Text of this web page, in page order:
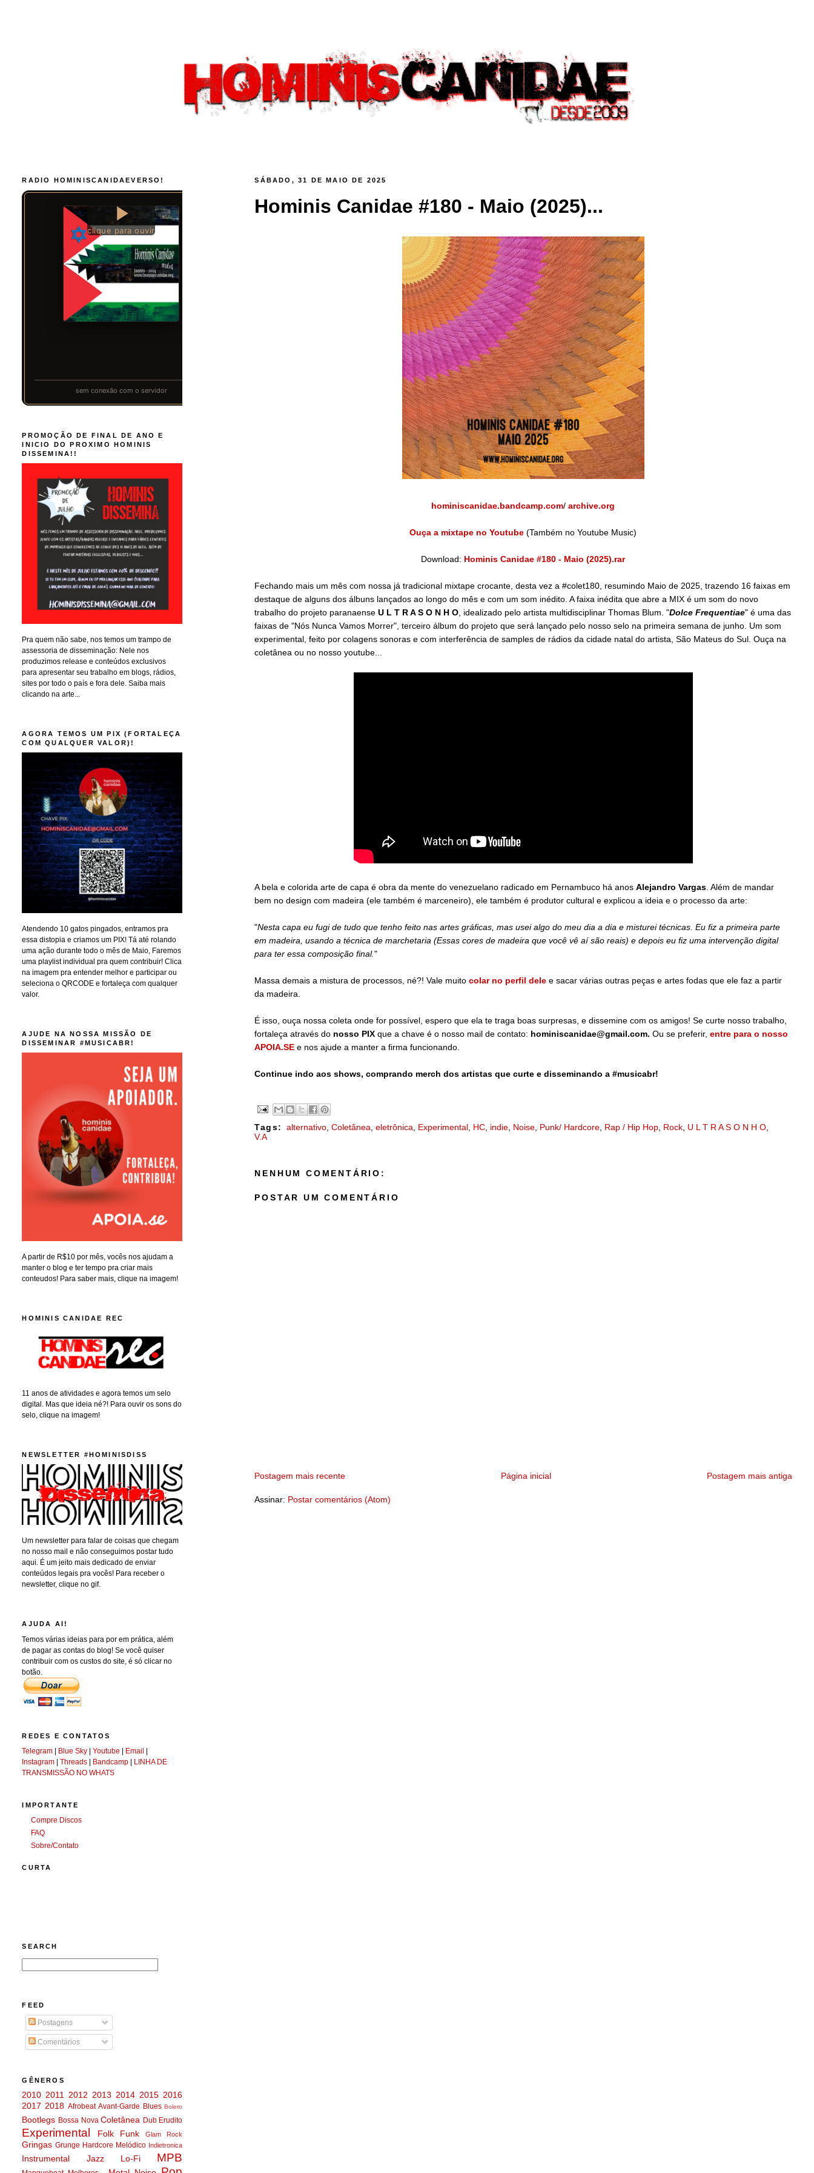
SÁBADO, 31 DE MAIO DE 2025
Hominis Canidae #180 - Maio (2025)...
hominiscanidae.bandcamp.com/archive.org
Ouça a mixtape no Youtube (Também no Youtube Music)
Download: Hominis Canidae #180 - Maio (2025).rar
Fechando mais um mês com nossa já tradicional mixtape crocante, desta vez a #colet180, resumindo Maio de 2025, trazendo 16 faixas em
destaque de alguns dos álbuns lançados ao longo do mês e com um som inédito. A faixa inédita que abre a MIX é um som do novo
trabalho do projeto paranaenseU L T R A S O N H O, idealizado pelo artista multidisciplinar Thomas Blum. "Dolce Frequentiae" é uma das
faixas de "Nós Nunca Vamos Morrer", terceiro álbum do projeto que será lançado pelo nosso selo na primeira semana de junho. Um som
experimental, feito por colagens sonoras e com interferência de samples de rádios da cidade natal do artista, São Mateus do Sul. Ouça na
coletânea ou no nosso youtube...
A bela e colorida arte de capa é obra da mente do venezuelano radicado em Pernambuco há anosAlejandro Vargas. Além de mandar
bem no design com madeira (ele também é marceneiro), ele também é produtor cultural e explicou a ideia e o processo da arte:
"Nesta capa eu fugi de tudo que tenho feito nas artes gráficas, mas usei algo do meu dia a dia e misturei técnicas. Eu fiz a primeira parte
em madeira, usando a técnica de marchetaria (Essas cores de madeira que você vê aí são reais) e depois eu fiz uma intervenção digital
para ter essa composição final."
Massa demais a mistura de processos, né?! Vale muitocolar no perfil dele e sacar várias outras peças e artes fodas que ele faz a partir
da madeira.
É isso, ouça nossa coleta onde for possível, espero que ela te traga boas surpresas, e dissemine com os amigos! Se curte nosso trabalho,
fortaleça através do nosso PIXque a chave é o nosso mail de contato: hominiscanidae@gmail.com. Ou se preferir,entre para o nosso
APOIA.SE e nos ajude a manter a firma funcionando.
Continue indo aos shows, comprando merch dos artistas que curte e disseminando a #musicabr!
Tags: alternativo,Coletânea,eletrônica, Experimental, HC, indie, Noise, Punk/ Hardcore, Rap / Hip Hop, Rock, U L T R A S O N H O,
V.A
NENHUM COMENTÁRIO:
POSTAR UM COMENTÁRIO
Postagem mais recente Postagem mais antiga
Página inicial
Assinar: Postar comentários (Atom)
RADIO HOMINISCANIDAEVERSO!
PROMOÇÃO DE FINAL DE ANO E
INICIO DO PROXIMO HOMINIS
DISSEMINA!!
Pra quem não sabe, nos temos um trampo de
assessoria de disseminação: Nele nos
produzimos release e conteúdos exclusivos
para apresentar seu trabalho em blogs, rádios,
sites por todo o país e fora dele. Saiba mais
clicando na arte...
AGORA TEMOS UM PIX (FORTALEÇA
COM QUALQUER VALOR)!
Atendendo 10 gatos pingados, entramos pra
essa distopia e criamos um PIX! Tá até rolando
uma ação durante todo o mês de Maio, Faremos
uma playlist individual pra quem contribuir! Clica
na imagem pra entender melhor e participar ou
seleciona o QRCODE e fortaleça com qualquer
valor.
AJUDE NA NOSSA MISSÃO DE
DISSEMINAR #MUSICABR!
A partir de R$10 por mês, vocês nos ajudam a
manter o blog e ter tempo pra criar mais
conteudos! Para saber mais, clique na imagem!
HOMINIS CANIDAE REC
11 anos de atividades e agora temos um selo
digital. Mas que ideia né?! Para ouvir os sons do
selo, clique na imagem!
NEWSLETTER #HOMINISDISS
Um newsletter para falar de coisas que chegam
no nosso mail e não conseguimos postar tudo
aqui. É um jeito mais dedicado de enviar
conteúdos legais pra vocês! Para receber o
newsletter, clique no gif.
AJUDA AI!
Temos várias ideias para por em prática, além
de pagar as contas do blog! Se você quiser
contribuir com os custos do site, é só clicar no
botão.
REDES E CONTATOS
Telegram | Blue Sky |Youtube | Email |
Instagram |Threads | Bandcamp | LINHA DE
TRANSMISSÃO NO WHATS
IMPORTANTE
Compre Discos
FAQ
Sobre/Contato
CURTA
SEARCH
FEED
Postagens
Comentários
GÊNEROS
2010 2011 2012 2013 2014 2015 2016
2017 2018 Afrobeat Avant-Garde Blues Bolero
Bootlegs Bossa Nova Coletânea Dub Erudito
Experimental Folk Funk Glam Rock
Gringas Grunge Hardcore Melódico Indietronica
Instrumental Jazz Lo-Fi MPB